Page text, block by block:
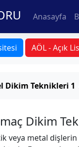
Anasayfa
AÖL - Açık
Dikim Teknikleri 1
Dikim
veya metal dişlerin